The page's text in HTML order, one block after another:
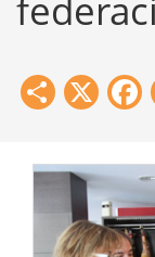
Formación
Herramientas
Share
X